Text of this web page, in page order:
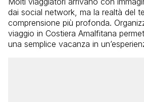
dai social network, ma la realtà del
comprensione più profonda.
viaggio in Costiera Amalfitana
una semplice vacanza in